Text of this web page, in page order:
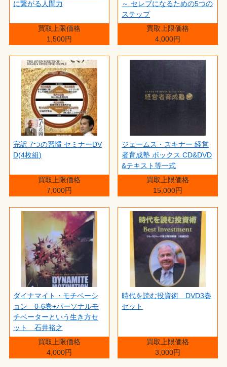
に繋がる人間力
買取上限価格
1,500円
～ セレブになるための5つの
ステップ
買取上限価格
4,000円
完訳 7つの習慣 セミナーDV
D(4枚組)
買取上限価格
7,000円
ジェームス・スキナー 経営
者育成塾 ボックス CD&DVD
&テキスト等一式
買取上限価格
15,000円
ダイナマイト・モチベーシ
ョン 0-6巻+パーソナルモ
チベーターという生き方セ
ット 石井裕之
買取上限価格
4,000円
時代を読む投資術 DVD3巻
セット
買取上限価格
3,000円